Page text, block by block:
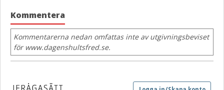
Kommentera
Kommentarerna nedan omfattas inte av utgivningsbeviset
för www.dagenshultsfred.se.